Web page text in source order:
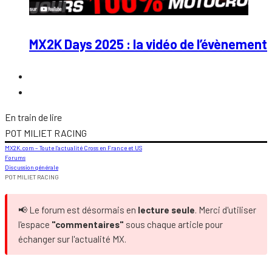
MX2K Days 2025 : la vidéo de l’évènement
En train de lire
POT MILIET RACING
MX2K.com – Toute l’actualité Cross en France et US
Forums
Discussion générale
POT MILIET RACING
📢 Le forum est désormais en lecture seule. Merci d'utiliser
l'espace "commentaires" sous chaque article pour
échanger sur l'actualité MX.